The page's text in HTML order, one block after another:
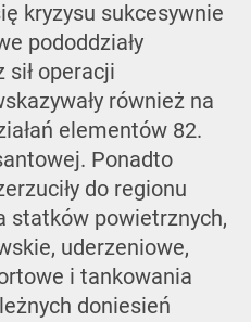
kryzysu sukcesywnie
pododdziały
sił operacji
również na
elementów 82.
Ponadto
do regionu
statków powietrznych,
uderzeniowe,
i tankowania
doniesień